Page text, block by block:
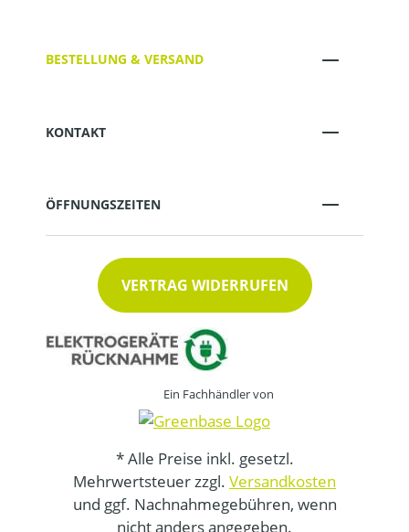
BESTELLUNG & VERSAND
KONTAKT
ÖFFNUNGSZEITEN
VERTRAG WIDERRUFEN
Ein Fachhändler von
* Alle Preise inkl. gesetzl.
Mehrwertsteuer zzgl. Versandkosten
und ggf. Nachnahmegebühren, wenn
nicht anders angegeben.